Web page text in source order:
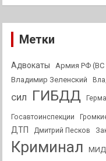
Метки
Адвокаты Армия РФ
Владимир Зеленский
сил
ГИБДД
Госавтоинспекции
ДТП Дмитрий Песков
Криминал МИД